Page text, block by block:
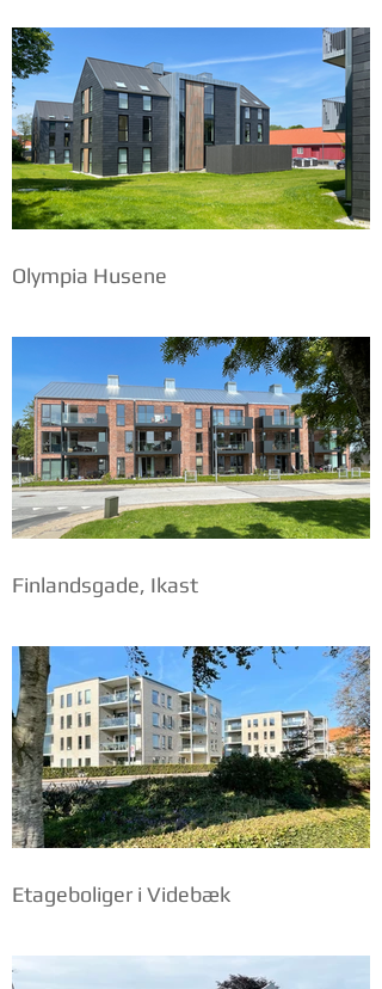
Olympia Husene
Finlandsgade, Ikast
Etageboliger i Videbæk